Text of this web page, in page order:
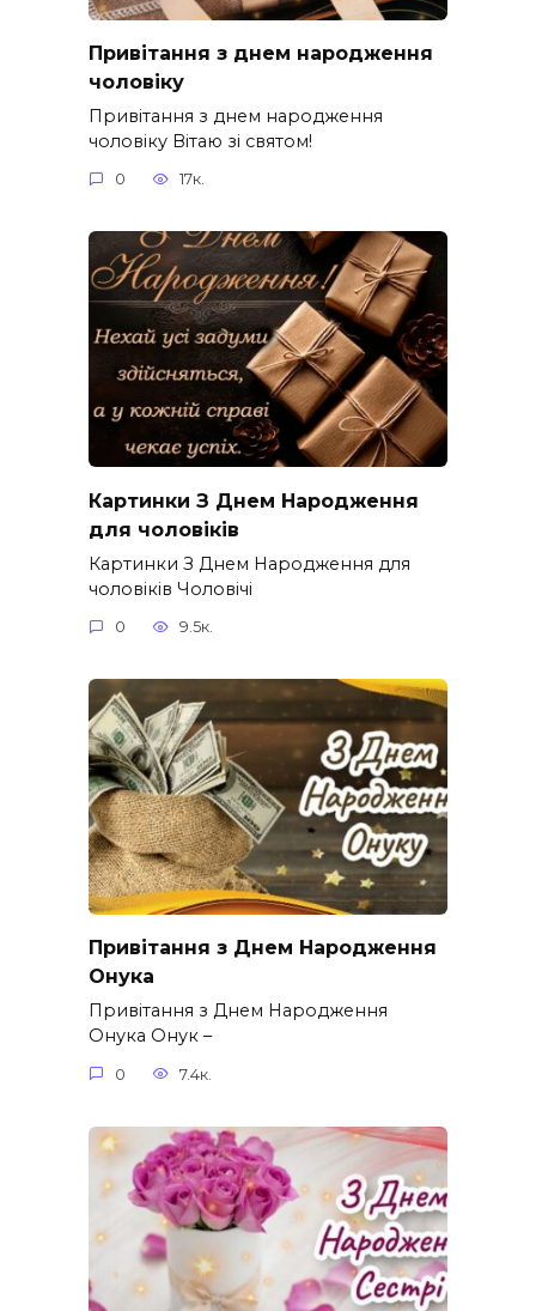
Привітання з днем народження
чоловіку
Привітання з днем народження
чоловіку Вітаю зі святом!
0 17к.
Картинки З Днем Народження
для чоловіків​
Картинки З Днем Народження для
чоловіків​ Чоловічі
0 9.5к.
Привітання з Днем Народження
Онука
Привітання з Днем Народження
Онука Онук –
0 7.4к.